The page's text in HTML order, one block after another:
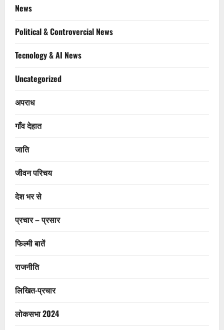
News
Political & Controvercial News
Tecnology & AI News
Uncategorized
अपराध
गाँव देहात
जाति
जीवन परिचय
देश भर से
प्रचार – प्रसार
फिल्मी बातें
राजनीति
लिखित-प्रचार
लोकसभा 2024